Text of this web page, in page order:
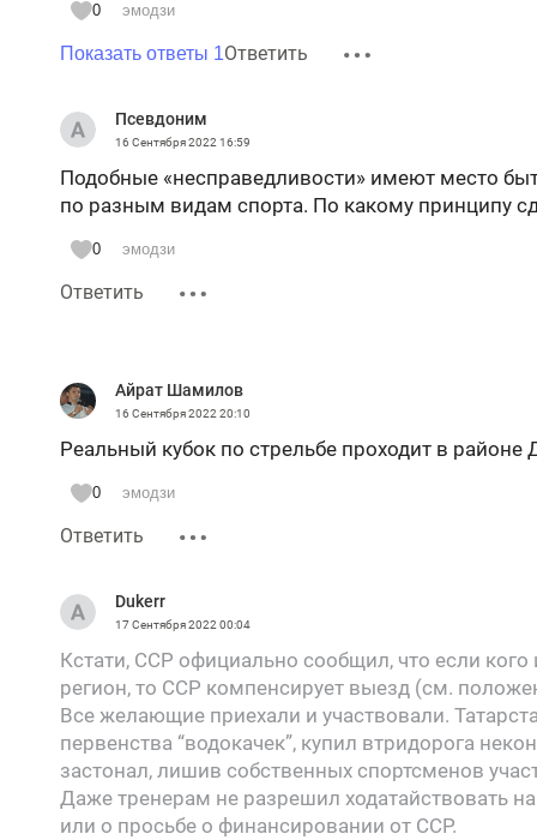
0 эмодзи
Показать ответы 1Ответить
Псевдоним
16 Сентября 202216:59
Подобные «несправедливости» имеют место
по разным видам спорта. По какому принципу
0 эмодзи
Ответить
Айрат Шамилов
16 Сентября 202220:10
Реальный кубок по стрельбе проходит в
0 эмодзи
Ответить
Dukerr
17 Сентября 202200:04
Кстати, ССР официально сообщил, что если
регион, то ССР компенсирует выезд (см.
Все желающие приехали и участвовали.
первенства “водокачек”, купил втридорога
застонал, лишив собственных спортсменов
Даже тренерам не разрешил ходатайствовать
или о просьбе о финансировании от ССР.